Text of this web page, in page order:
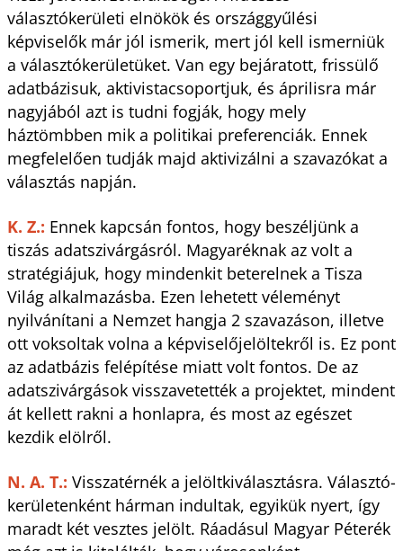
választókerületi elnökök és országgyűlési
képviselők már jól ismerik, mert jól kell ismerniük
a választókerületüket. Van egy bejáratott, frissülő
adatbázisuk, aktivistacsoportjuk, és áprilisra már
nagyjából azt is tudni fogják, hogy mely
háztömbben mik a politikai preferenciák. Ennek
megfelelően tudják majd aktivizálni a szavazókat a
választás napján.
K. Z.: Ennek kapcsán fontos, hogy beszéljünk a
tiszás adatszivárgásról. Magyaréknak az volt a
stratégiájuk, hogy mindenkit beterelnek a Tisza
Világ alkalmazásba. Ezen lehetett véleményt
nyilvánítani a Nemzet hangja 2 szavazáson, illetve
ott voksoltak volna a képviselőjelöltekről is. Ez pont
az adatbázis felépítése miatt volt fontos. De az
adatszivárgások visszavetették a projektet, mindent
át kellett rakni a honlapra, és most az egészet
kezdik elölről.
N. A. T.: Visszatérnék a jelöltkiválasztásra. Választó­
kerületenként hárman indultak, egyikük nyert, így
maradt két vesztes jelölt. Ráadásul Magyar Péterék